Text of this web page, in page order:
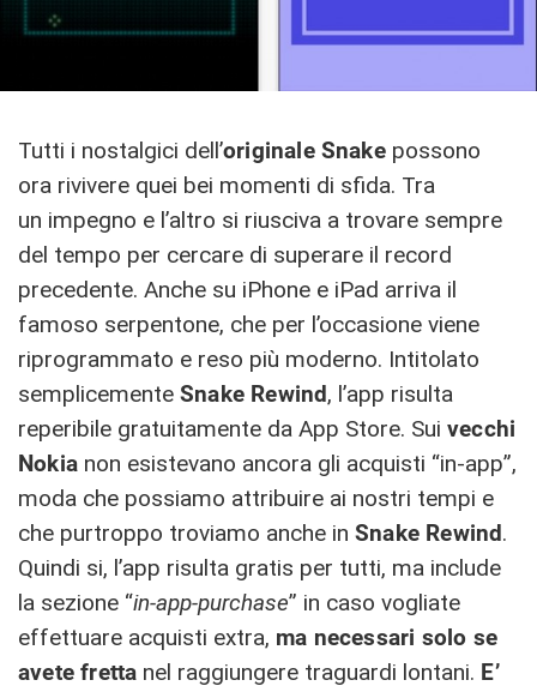
Tutti i nostalgici dell’originale Snakepossono
ora rivivere quei bei momenti di sfida. Tra
un impegno e l’altro si riusciva a trovare sempre
del tempo per cercare di superare il record
precedente. Anche su iPhone e iPad arriva il
famoso serpentone, che per l’occasione viene
riprogrammato e reso più moderno. Intitolato
semplicemente Snake Rewind, l’app risulta
reperibile gratuitamente da App Store. Sui vecchi
Nokia non esistevano ancora gli acquisti “in-app”,
moda che possiamo attribuire ai nostri tempi e
che purtroppo troviamo anche in Snake Rewind.
Quindi si, l’app risulta gratis per tutti, ma include
la sezione “in-app-purchase” in caso vogliate
effettuare acquisti extra, ma necessari solo se
avete fretta nel raggiungere traguardi lontani. E’